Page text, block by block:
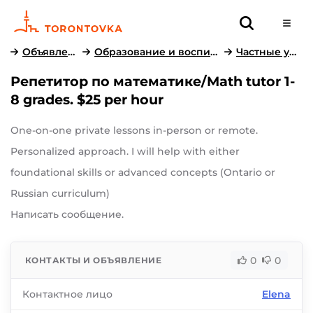
Объявления Образование и воспитание Частные уроки
Репетитор по математике/Math tutor 1-
8 grades. $25 per hour
One-on-one private lessons in-person or remote.
Personalized approach. I will help with either
foundational skills or advanced concepts (Ontario or
Russian curriculum)
Написать сообщение.
КОНТАКТЫ И ОБЪЯВЛЕНИЕ 0 0
Контактное лицо Elena